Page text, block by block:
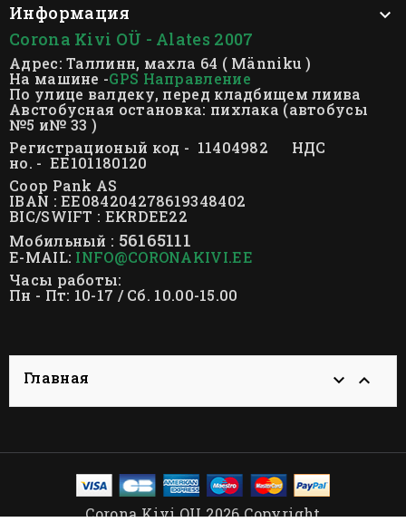
Информация

Corona Kivi OÜ - Alates 2007
Адрес: Таллинн, махла 64 ( Männiku )
На машине -GPS Направление
По улице валдеку, перед кладбищем лиива
Австобусная остановка: пихлака (автобусы
№5 и№ 33 )
Регистрационый код - 11404982 НДС
но. - EE101180120
Coop Pank AS
IBAN : EE084204278619348402
BIC/SWIFT : EKRDEE22
Мобильный : 56165111
E-MAIL: INFO@CORONAKIVI.EE
Часы работы:
Пн - Пт: 10-17 / Сб. 10.00-15.00
Главная  
Corona Kivi OU 2026 Copyright